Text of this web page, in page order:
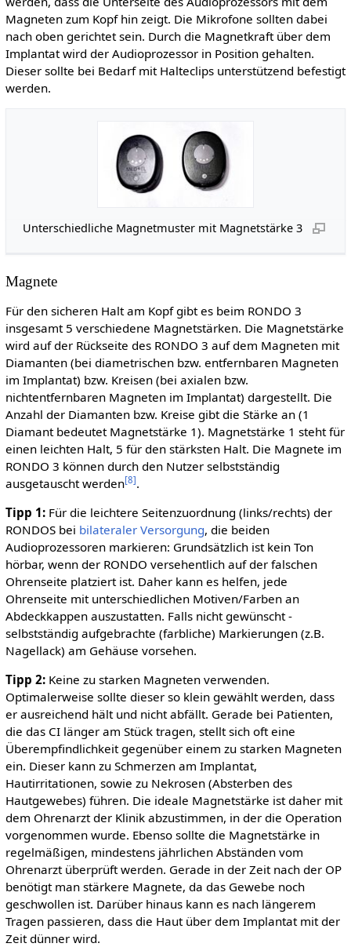
Magneten zum Kopf hin zeigt. Die Mikrofone sollten dabei
nach oben gerichtet sein. Durch die Magnetkraft über dem
Implantat wird der Audioprozessor in Position gehalten.
Dieser sollte bei Bedarf mit Halteclips unterstützend befestigt
werden.
Unterschiedliche Magnetmuster mit Magnetstärke 3
Magnete
Für den sicheren Halt am Kopf gibt es beim RONDO 3
insgesamt 5 verschiedene Magnetstärken. Die Magnetstärke
wird auf der Rückseite des RONDO 3 auf dem Magneten mit
Diamanten (bei diametrischen bzw. entfernbaren Magneten
im Implantat) bzw. Kreisen (bei axialen bzw.
nichtentfernbaren Magneten im Implantat) dargestellt. Die
Anzahl der Diamanten bzw. Kreise gibt die Stärke an (1
Diamant bedeutet Magnetstärke 1). Magnetstärke 1 steht für
einen leichten Halt, 5 für den stärksten Halt. Die Magnete im
RONDO 3 können durch den Nutzer selbstständig
ausgetauscht werden[8].
Tipp 1:Für die leichtere Seitenzuordnung (links/rechts) der
RONDOS bei bilateraler Versorgung, die beiden
Audioprozessoren markieren: Grundsätzlich ist kein Ton
hörbar, wenn der RONDO versehentlich auf der falschen
Ohrenseite platziert ist. Daher kann es helfen, jede
Ohrenseite mit unterschiedlichen Motiven/Farben an
Abdeckkappen auszustatten. Falls nicht gewünscht -
selbstständig aufgebrachte (farbliche) Markierungen (z.B.
Nagellack) am Gehäuse vorsehen.
Tipp 2:Keine zu starken Magneten verwenden.
Optimalerweise sollte dieser so klein gewählt werden, dass
er ausreichend hält und nicht abfällt. Gerade bei Patienten,
die das CI länger am Stück tragen, stellt sich oft eine
Überempfindlichkeit gegenüber einem zu starken Magneten
ein. Dieser kann zu Schmerzen am Implantat,
Hautirritationen, sowie zu Nekrosen (Absterben des
Hautgewebes) führen. Die ideale Magnetstärke ist daher mit
dem Ohrenarzt der Klinik abzustimmen, in der die Operation
vorgenommen wurde. Ebenso sollte die Magnetstärke in
regelmäßigen, mindestens jährlichen Abständen vom
Ohrenarzt überprüft werden. Gerade in der Zeit nach der OP
benötigt man stärkere Magnete, da das Gewebe noch
geschwollen ist. Darüber hinaus kann es nach längerem
Tragen passieren, dass die Haut über dem Implantat mit der
Zeit dünner wird.